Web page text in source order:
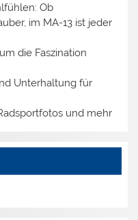
Ob
im MA-13 ist jeder
die Faszination
Unterhaltung für
und mehr